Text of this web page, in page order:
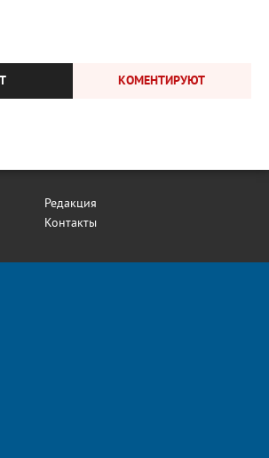
КОМЕНТИРУЮТ
Редакция
Контакты